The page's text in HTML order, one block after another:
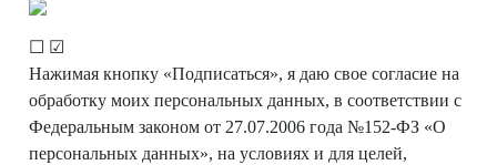
☐ ☑
Нажимая кнопку «Подписаться», я даю свое согласие на
обработку моих персональных данных, в соответствии с
Федеральным законом от 27.07.2006 года №152-ФЗ «О
персональных данных», на условиях и для целей,